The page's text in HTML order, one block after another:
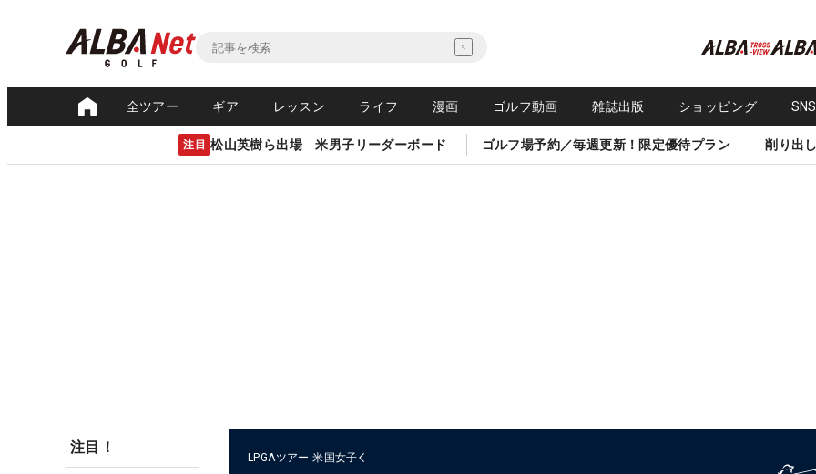
全ツアー ギア レッスン ライフ 漫画 ゴルフ動画 雑誌出版 ショッピング
注目 松山英樹ら出場 米男子リーダーボード ゴルフ場予約／毎週更新！限定優待プラン 削り出
注目！
LPGAツアー 米国女子